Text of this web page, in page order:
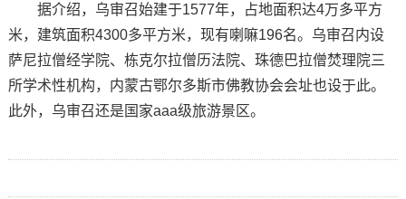
据介绍，乌审召始建于1577年，占地面积达4万多平方
米，建筑面积4300多平方米，现有喇嘛196名。乌审召内设
萨尼拉僧经学院、栋克尔拉僧历法院、珠德巴拉僧焚理院三
所学术性机构，内蒙古鄂尔多斯市佛教协会会址也设于此。
此外，乌审召还是国家aaa级旅游景区。